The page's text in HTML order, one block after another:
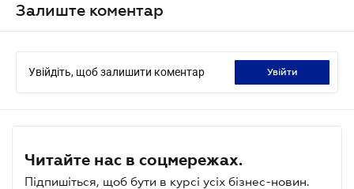
Залиште коментар
Увійдіть, щоб залишити коментар увійти
Читайте нас в соцмережах.
Підпишіться, щоб бути в курсі усіх бізнес-новин.